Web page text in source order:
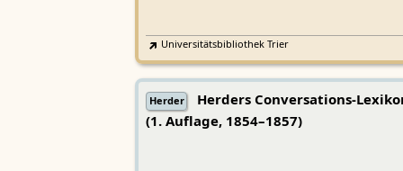
Universitätsbibliothek Trier
Herder
Herders Conversations-
(1. Auflage, 1854–1857)